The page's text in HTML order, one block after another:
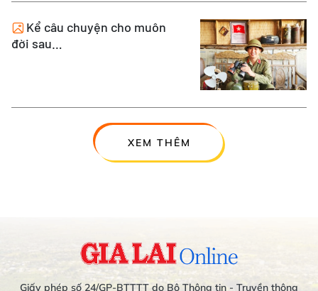
Kể câu chuyện cho muôn
đời sau…
XEM THÊM
Giấy phép số 24/GP-BTTTT do Bộ Thông tin - Truyền thông